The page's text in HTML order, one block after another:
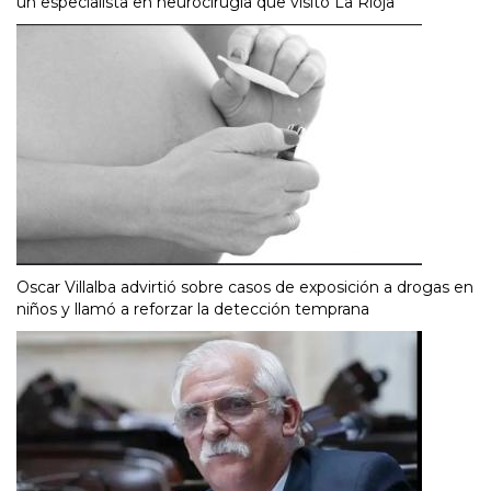
Oscar Villalba advirtió sobre casos de exposición a drogas en
niños y llamó a reforzar la detección temprana